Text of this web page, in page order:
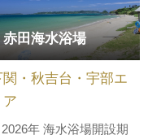
長府藩侍屋敷長屋」など
ロマン漂う雰囲気を味
うことができます。ま
殿や美しい…
赤田海水浴場
2026年 海水浴場開設期
関・秋吉台・宇部エ
ア